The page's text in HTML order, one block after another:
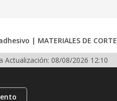
| MATERIALES DE CORTE
Actualización: 08/08/2026 12:10